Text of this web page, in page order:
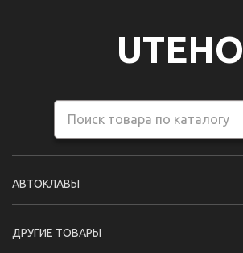
UTEHO
АВТОКЛАВЫ
ДРУГИЕ ТОВАРЫ